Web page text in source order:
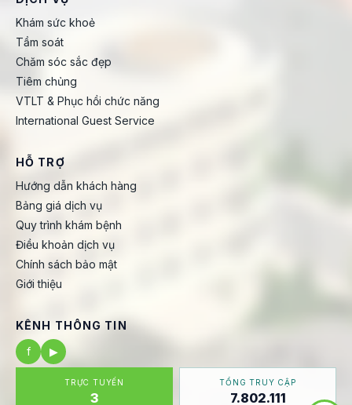
Khám sức khoẻ
Tầm soát
Chăm sóc sắc đẹp
Tiêm chủng
VTLT & Phục hồi chức năng
International Guest Service
HỖ TRỢ
Hướng dẫn khách hàng
Bảng giá dịch vụ
Quy trình khám bệnh
Điều khoản dịch vụ
Chính sách bảo mật
Giới thiệu
KÊNH THÔNG TIN
f
▶
TRỰC TUYẾN
3
TỔNG TRUY CẬP
7.802.111